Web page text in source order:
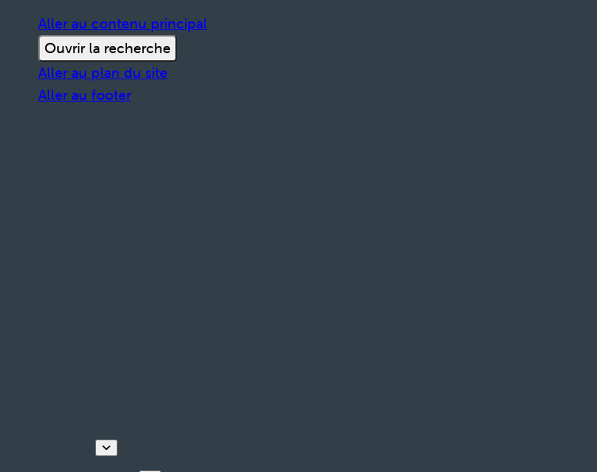
Aller au contenu principal
Ouvrir la recherche
Aller au plan du site
Aller au footer